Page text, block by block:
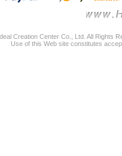
Creation Center Co., Ltd. All Rights
Use of this Web site constitutes